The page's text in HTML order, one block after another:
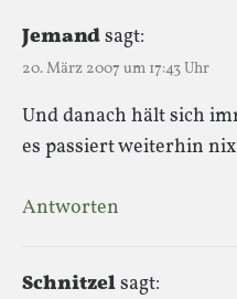
Jemandsagt:
20. März 2007 um 17:43 Uhr
Und danach hält sich
es passiert weiterhin
Antworten
Schnitzelsagt: